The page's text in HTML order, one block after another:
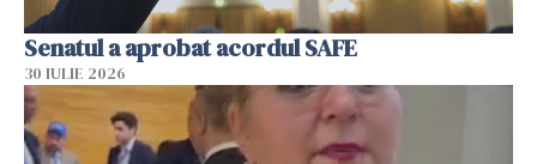
Senatul a aprobat acordul SAFE
30 IULIE 2026